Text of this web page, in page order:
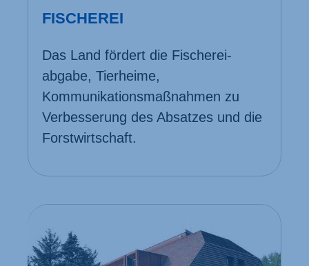
FISCHEREI
Das Land fördert die Fischerei­
abgabe, Tier­heime,
Kommunikations­maßnahmen zu
Verbesserung des Absatzes und die
Forst­wirtschaft.